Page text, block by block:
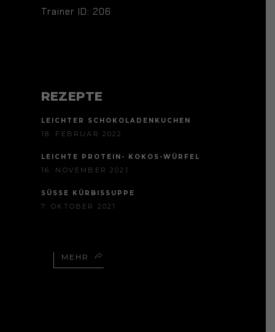
Trainer ID: 206
REZEPTE
LEICHTER SCHOKOLADENKUCHEN
18. FEBRUAR 2022
LEICHTE PROTEIN- KOKOS-WÜRFEL
16. NOVEMBER 2021
SÜSSE KÜRBISSUPPE
7. OKTOBER 2021
MEHR